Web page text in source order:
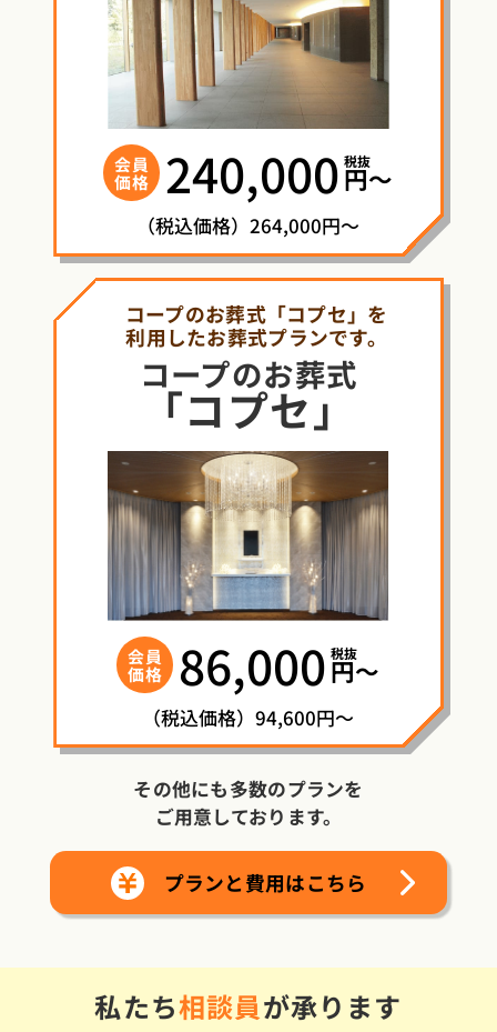
会員
価格 240,000 税抜
円〜
（税込価格）264,000円～
コープのお葬式「コプセ」を
利用したお葬式プランです。
コープのお葬式
「コプセ」
会員
価格 86,000 税抜
円〜
（税込価格）94,600円～
その他にも多数のプランを
ご用意しております。
プランと費用はこちら
私たち相談員が承ります